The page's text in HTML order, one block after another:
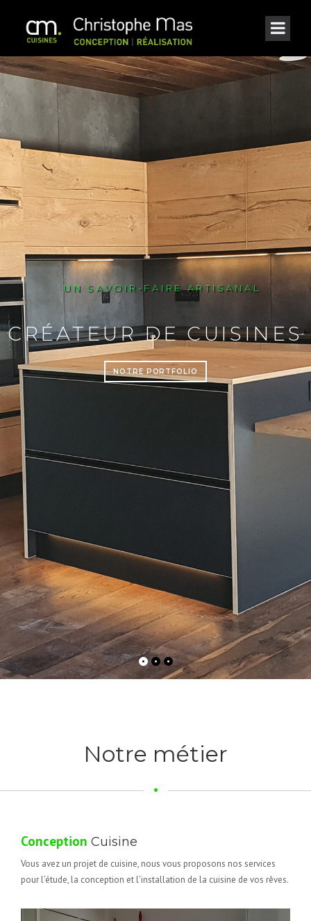
UN SAVOIR-FAIRE ARTISANAL
CRÉATEUR DE CUISINES
NOTRE PORTFOLIO
Notre métier
Conception Cuisine
Vous avez un projet de cuisine, nous vous proposons nos services
pour l’étude, la conception et l’installation de la cuisine de vos rêves.